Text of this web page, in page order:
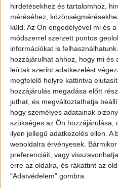
hirdetésekhez és tartalomhoz,
méréséhez,
küld. Az Ön engedélyével mi és
módszerrel szerzett pontos
információkat is
hozzájárulhat ahhoz, hogy mi és
leírtak szerint adatkezelést
megfelelő helyre kattintva
hozzájárulás megadása előtt
juthat, és megváltoztathatja
hogy személyes adatainak
szükséges az Ön hozzájárulása,
ilyen jellegű adatkezelés ellen. A
weboldalra érvényesek.
preferenciáit, vagy
erre az oldalra, és rákattint az
"Adatvédelem" gombra.
A horgolt dolgok
árnyalatnyival
egy picit
ezek a holmik nem
nagyon szép
termékeknél
poncsó, stb.). A
fonalat vesz fel,
ugyanazon
horgolással is
elkészítéséhez
lesz szükségünk.